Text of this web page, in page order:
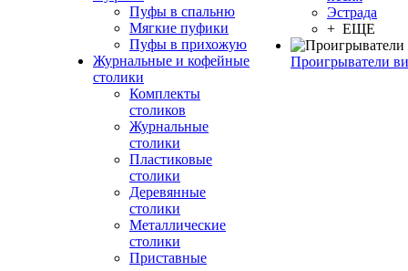
Пуфы в спальню
Мягкие пуфики
Пуфы в прихожую
Журнальные и кофейные
столики
Комплекты
столиков
Журнальные
столики
Пластиковые
столики
Деревянные
столики
Металлические
столики
Приставные
Эстрада
+ ЕЩЕ
Проигрыватели